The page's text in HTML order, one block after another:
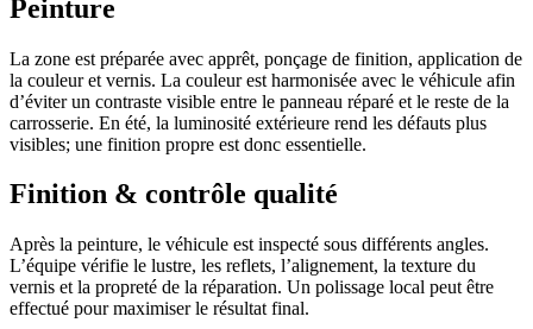
Peinture
La zone est préparée avec apprêt, ponçage de finition, application de
la couleur et vernis. La couleur est harmonisée avec le véhicule afin
d’éviter un contraste visible entre le panneau réparé et le reste de la
carrosserie. En été, la luminosité extérieure rend les défauts plus
visibles; une finition propre est donc essentielle.
Finition & contrôle qualité
Après la peinture, le véhicule est inspecté sous différents angles.
L’équipe vérifie le lustre, les reflets, l’alignement, la texture du
vernis et la propreté de la réparation. Un polissage local peut être
effectué pour maximiser le résultat final.